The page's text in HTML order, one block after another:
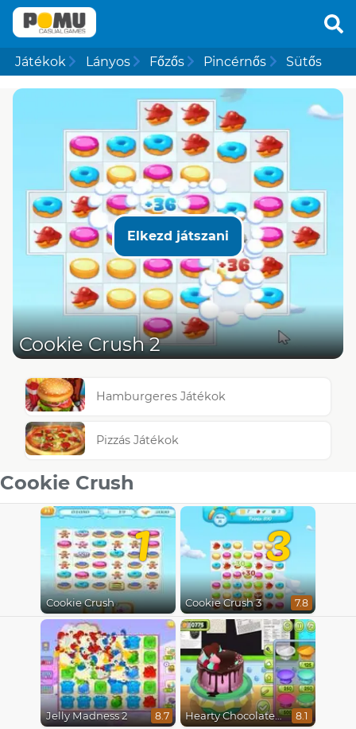
Játékok Lányos Főzős Pincérnős Sütős
Elkezd játszani
Cookie Crush 2
Hamburgeres Játékok
Pizzás Játékok
Cookie Crush
1
Cookie Crush
3
Cookie Crush 3 7.8
Jelly Madness 2 8.7 Hearty Chocolate Cake 8.1